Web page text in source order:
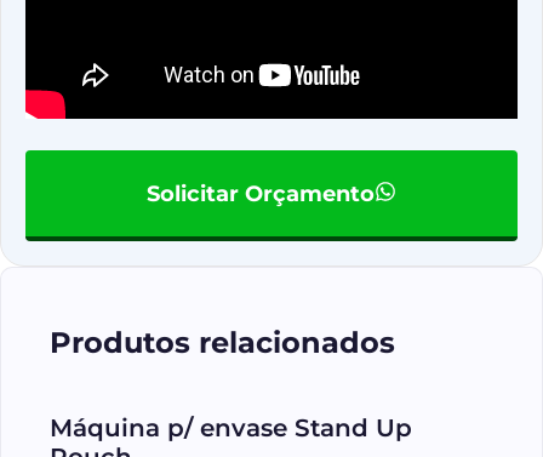
Solicitar Orçamento
Produtos relacionados
Máquina p/ envase Stand Up